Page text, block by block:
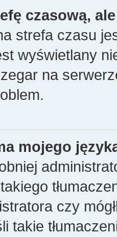
czasową,
strefa czasu
wyświetlany
na
mojego
czy
takie